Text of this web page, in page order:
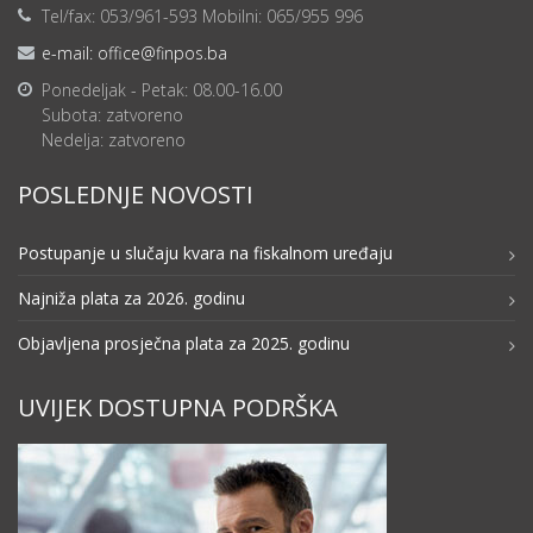
Tel/fax: 053/961-593 Mobilni: 065/955 996
e-mail: office@finpos.ba
Ponedeljak - Petak: 08.00-16.00
Subota: zatvoreno
Nedelja: zatvoreno
POSLEDNJE NOVOSTI
Postupanje u slučaju kvara na fiskalnom uređaju
Najniža plata za 2026. godinu
Objavljena prosječna plata za 2025. godinu
UVIJEK DOSTUPNA PODRŠKA